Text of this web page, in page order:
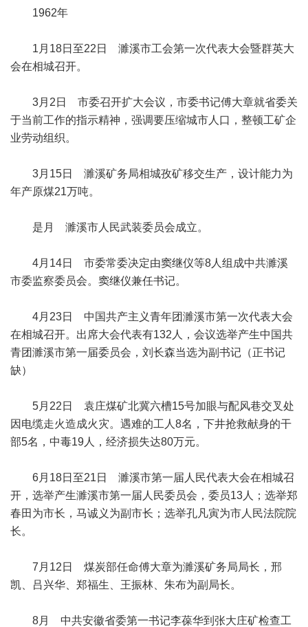
1962年
1月18日至22日 濉溪市工会第一次代表大会暨群英大
会在相城召开。
3月2日 市委召开扩大会议，市委书记傅大章就省委关
于当前工作的指示精神，强调要压缩城市人口，整顿工矿企
业劳动组织。
3月15日 濉溪矿务局相城孜矿移交生产，设计能力为
年产原煤21万吨。
是月 濉溪市人民武装委员会成立。
4月14日 市委常委决定由窦继仪等8人组成中共濉溪
市委监察委员会。窦继仪兼任书记。
4月23日 中国共产主义青年团濉溪市第一次代表大会
在相城召开。出席大会代表有132人，会议选举产生中国共
青团濉溪市第一届委员会，刘长森当选为副书记（正书记
缺）
5月22日 袁庄煤矿北冀六槽15号加眼与配风巷交叉处
因电缆走火造成火灾。遇难的工人8名，下井抢救献身的干
部5名，中毒19人，经济损失达80万元。
6月18日至21日 濉溪市第一届人民代表大会在相城召
开，选举产生濉溪市第一届人民委员会，委员13人；选举郑
春田为市长，马诚义为副市长；选举孔凡寅为市人民法院院
长。
7月12日 煤炭部任命傅大章为濉溪矿务局局长，邢
凯、吕兴华、郑福生、王振林、朱布为副局长。
8月 中共安徽省委第一书记李葆华到张大庄矿检查工